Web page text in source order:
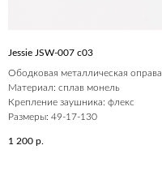
Jessie JSW-007 c03
Ободковая металлическая оправа
Материал: сплав монель
Крепление заушника: флекс
Размеры: 49-17-130
1 200 р.